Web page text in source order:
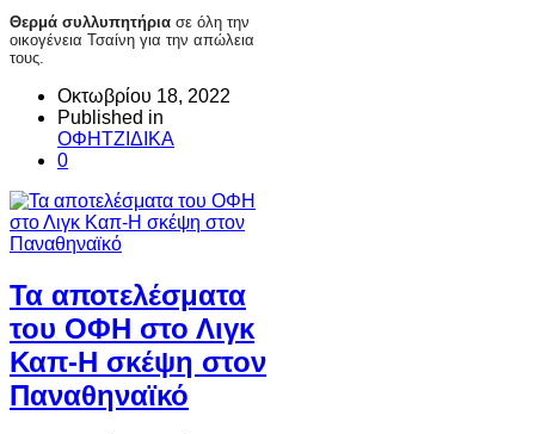
Θερμά συλλυπητήρια σε όλη την
οικογένεια Τσαίνη για την απώλεια
τους.
Οκτωβρίου 18, 2022
Published in
ΟΦΗΤΖΙΔΙΚΑ
0
Τα αποτελέσματα
του ΟΦΗ στο Λιγκ
Καπ-Η σκέψη στον
Παναθηναϊκό